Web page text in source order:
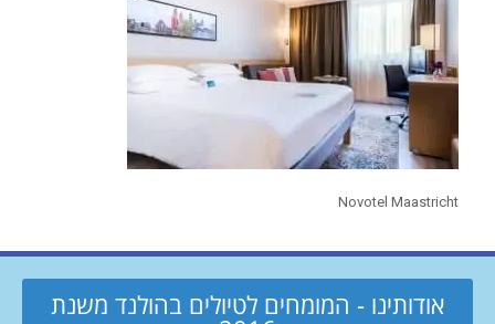
Novotel Maastricht
אודותינו - המומחים לטיולים בהולנד משנת